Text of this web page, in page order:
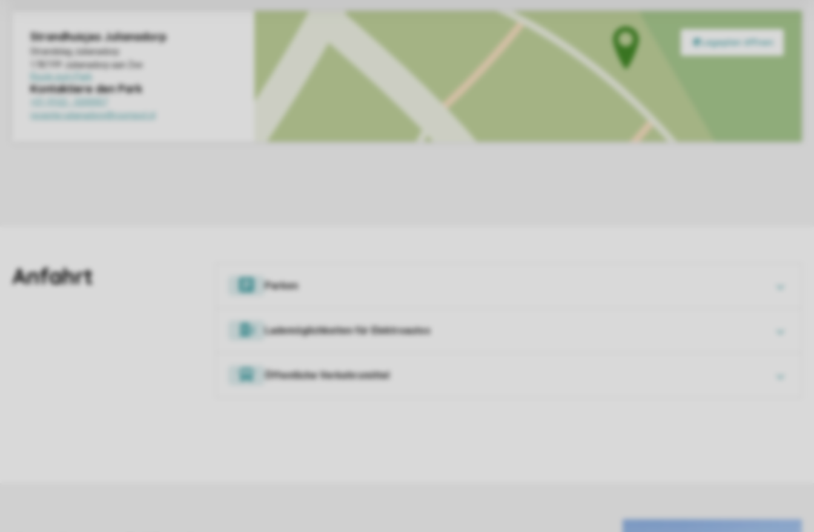
Parken
Lademöglichkeiten für Elektroautos
Öffentliche Verkehrsmittel